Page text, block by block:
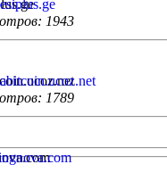
1943
1789